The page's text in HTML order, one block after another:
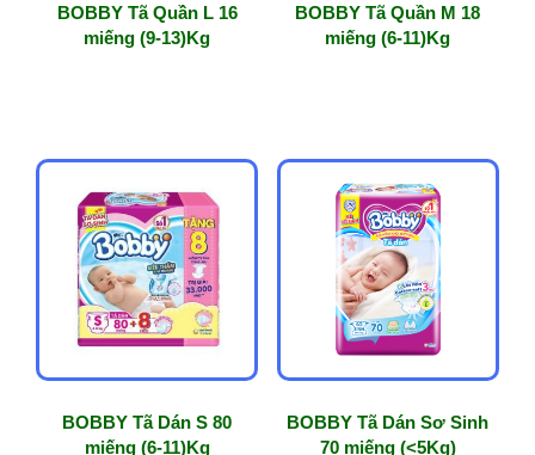
BOBBY Tã Quần L 16
miếng (9-13)Kg
BOBBY Tã Quần M 18
miếng (6-11)Kg
BOBBY Tã Dán S 80
miếng (6-11)Kg
BOBBY Tã Dán Sơ Sinh
70 miếng (<5Kg)